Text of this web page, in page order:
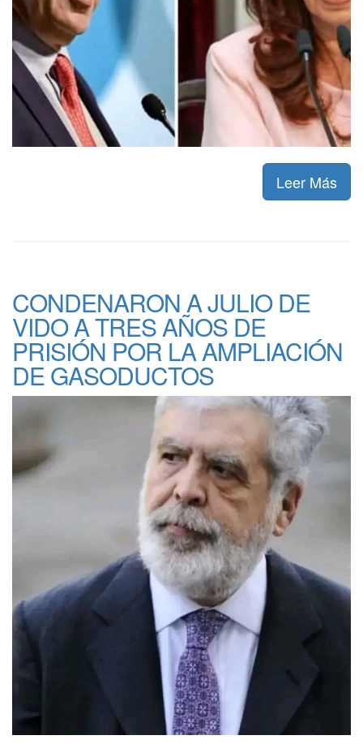
Leer Más
CONDENARON A JULIO DE
VIDO A TRES AÑOS DE
PRISIÓN POR LA AMPLIACIÓN
DE GASODUCTOS